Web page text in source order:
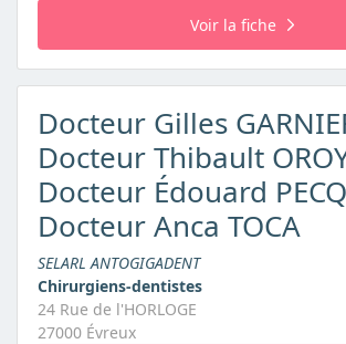
Voir la fiche
Docteur Gilles
Docteur Thibault
Docteur Édouard
Docteur Anca TOCA
SELARL ANTOGIGADENT
Chirurgiens-dentistes
24 Rue de l'HORLOGE
27000 Évreux